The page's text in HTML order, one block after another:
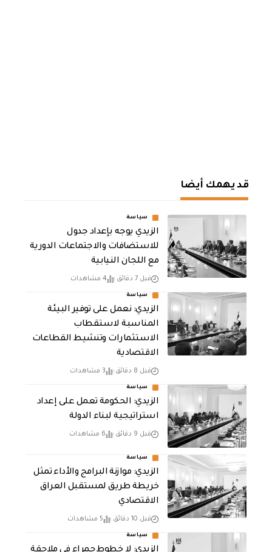
قد يهمك أيضا
سياسة
الزيدي يوجه بإعداد جدول
للاستضافات والاجتماعات الدورية
مع اللجان النيابية
قبل 7 دقائق 4 مشاهدات
سياسة
الزيدي: نعمل على توفير البيئة
المناسبة لاستقطاب
الاستثمارات وتنشيط القطاعات
الاقتصادية
قبل 8 دقائق 3 مشاهدات
سياسة
الزيدي: الحكومة تعمل على إعداد
استراتيجية لبناء الدولة
قبل 9 دقائق 6 مشاهدات
سياسة
الزيدي: موازنة البرامج والأداء تمثل
خريطة طريق لمستقبل العراق
الاقتصادي
قبل 10 دقائق 5 مشاهدات
سياسة
الزيدي: لا خطوط حمراء في ملاحقة